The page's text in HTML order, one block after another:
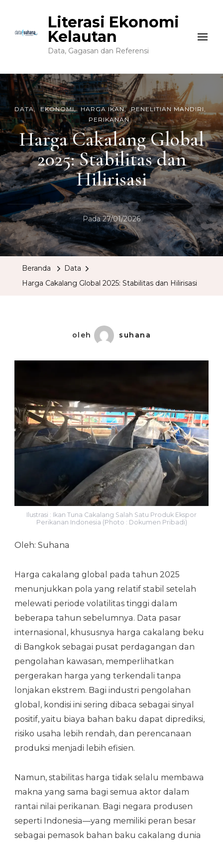
Literasi Ekonomi
Kelautan
Data, Gagasan dan Referensi
DATA EKONOMI HARGA IKAN
PENELITIAN MANDIRI
PERIKANAN
Harga Cakalang Global
2025: Stabilitas dan
Hilirisasi
Pada27/01/2026
Beranda
Data
Harga Cakalang Global 2025: Stabilitas dan Hilirisasi
oleh suhana
Ilustrasi : Ikan Tuna Cakalang Salah Satu Produk Ekspor
Perikanan Indonesia (Photo : Dokumen Pribadi)
Oleh: Suhana
Harga cakalang global pada tahun 2025
menunjukkan pola yang relatif stabil setelah
melewati periode volatilitas tinggi dalam
beberapa tahun sebelumnya. Data pasar
internasional, khususnya harga cakalang beku
di Bangkok sebagai pusat perdagangan dan
pengolahan kawasan, memperlihatkan
pergerakan harga yang terkendali tanpa
lonjakan ekstrem. Bagi industri pengolahan
global, kondisi ini sering dibaca sebagai sinyal
positif, yaitu biaya bahan baku dapat diprediksi,
risiko usaha lebih rendah, dan perencanaan
produksi menjadi lebih efisien.
Namun, stabilitas harga tidak selalu membawa
makna yang sama bagi semua aktor dalam
rantai nilai perikanan. Bagi negara produsen
seperti Indonesia—yang memiliki peran besar
sebagai pemasok bahan baku cakalang dunia